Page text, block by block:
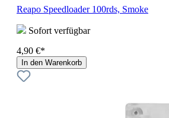
Reapo Speedloader 100rds, Smoke
Sofort verfügbar
4,90 €*
In den Warenkorb